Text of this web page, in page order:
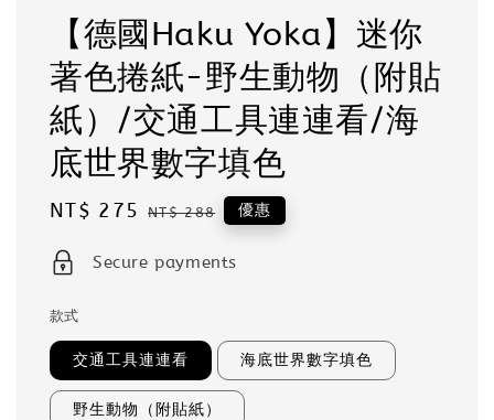
【德國Haku Yoka】迷你
著色捲紙-野生動物（附貼
紙）/交通工具連連看/海
底世界數字填色
Sale
NT$ 275 Regular
NT$ 288 優惠
Secure payments
款式
交通工具連連看 海底世界數字填色
野生動物（附貼紙）